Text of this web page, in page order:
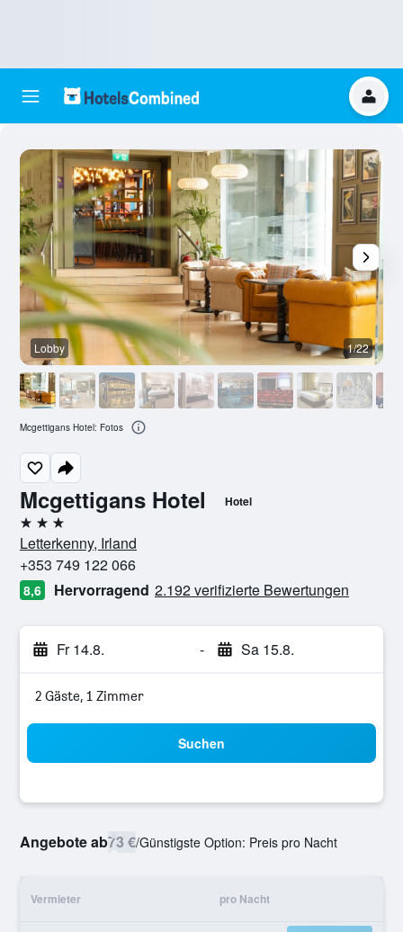
Mcgettigans Hotel Hotel
3 Sterne
Letterkenny, Irland
+353 749 122 066
8,6 Hervorragend 2.192 verifizierte Bewertungen
Fr 14.8. - Sa 15.8.
2 Gäste, 1 Zimmer
Suchen
Angebote ab73 €/Günstigste Option: Preis pro Nacht
Vermieter pro Nacht
Lobby 1/22
Mcgettigans Hotel: Fotos